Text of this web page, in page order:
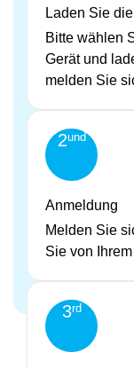
Laden Sie
Bitte wählen
Gerät und
melden Sie
2und
Anmeldung
Melden Sie
Sie von
3rd